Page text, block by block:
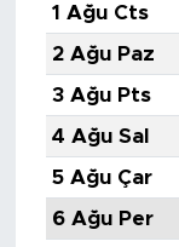
1 Ağu Cts
2 Ağu Paz
3 Ağu Pts
4 Ağu Sal
5 Ağu Çar
6 Ağu Per